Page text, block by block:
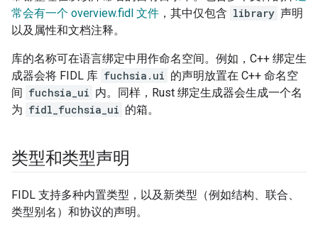
常会有一个 overview.fidl 文件 ，其中仅包含 library 声明
以及属性和文档注释。
库的名称可在语言绑定中用作命名空间。例如，C++ 绑定生
成器会将 FIDL 库 fuchsia.ui 的声明放置在 C++ 命名空
间 fuchsia_ui 内。同样，Rust 绑定生成器会生成一个名
为 fidl_fuchsia_ui 的箱。
类型和类型声明
FIDL 支持多种内置类型，以及新类型（例如结构、联合、
类型别名）和协议的声明。